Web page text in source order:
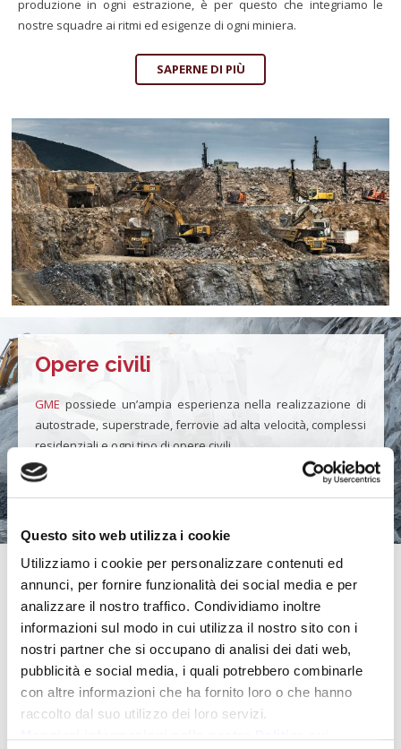
Questo sito web utilizza i cookie
Utilizziamo i cookie per personalizzare contenuti ed
annunci, per fornire funzionalità dei social media e per
analizzare il nostro traffico. Condividiamo inoltre
informazioni sul modo in cui utilizza il nostro sito con i
nostri partner che si occupano di analisi dei dati web,
pubblicità e social media, i quali potrebbero combinarle
con altre informazioni che ha fornito loro o che hanno
raccolto dal suo utilizzo dei loro servizi.
produzione in ogni estrazione, è per questo che integriamo le
nostre squadre ai ritmi ed esigenze di ogni miniera.
SAPERNE DI PIÙ
Opere civili
GME possiede un’ampia esperienza nella realizzazione di
autostrade, superstrade, ferrovie ad alta velocità, complessi
residenziali e ogni tipo di opere civili.
Opere idrauliche
Nati nel bacino dell’Ebro legati ad opere di irrigazione, siamo
orgogliosi di essere coinvolti in opere idrauliche di ampia portata.
SAPERNE DI PIÙ